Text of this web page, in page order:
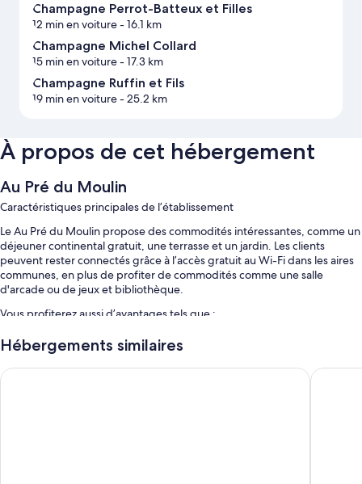
Champagne Perrot-Batteux et Filles
12 min en voiture- 16.1 km
Champagne Michel Collard
15 min en voiture- 17.3 km
Champagne Ruffin et Fils
19 min en voiture- 25.2 km
À propos de cet hébergement
Au Pré du Moulin
Caractéristiques principales de l’établissement
Le Au Pré du Moulin propose des commodités intéressantes, comme un
déjeuner continental gratuit, une terrasse et un jardin. Les clients
peuvent rester connectés grâce à l’accès gratuit au Wi-Fi dans les aires
communes, en plus de profiter de commodités comme une salle
d'arcade ou de jeux et bibliothèque.
Vous profiterez aussi d’avantages tels que :
Stationnement libre-service gratuit
Hébergements similaires
Zenao Appart'hôtels Châlons-en-Champagne